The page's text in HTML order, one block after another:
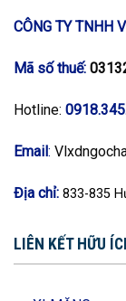
CÔNG TY TNHH
Mã số thuế:
Hotline:
Email:
Địa chỉ: 833-835
LIÊN KẾT HỮU